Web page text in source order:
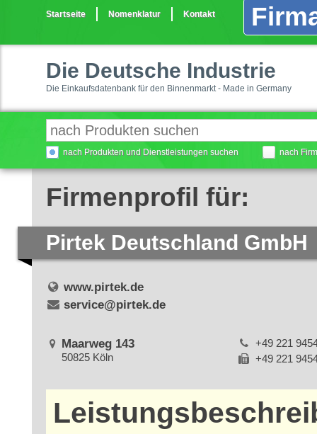
Startseite Nomenklatur Kontakt
Die Deutsche Industrie
Die Einkaufsdatenbank für den Binnenmarkt - Made in Germany
nach Produkten und Dienstleistungen suchen nach
Firmenprofil für:
Pirtek Deutschland GmbH
www.pirtek.de
service@pirtek.de
Maarweg 143
50825 Köln
+49 221
+49 221